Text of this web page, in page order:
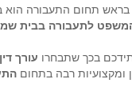
תחום התעבורה הוא
לתעבורה בבית
בכך שתבחרו עורך
ומקצועיות רבה בתחום